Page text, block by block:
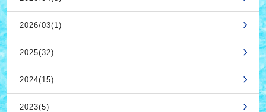
2026/03(1)
2025(32)
2024(15)
2023(5)